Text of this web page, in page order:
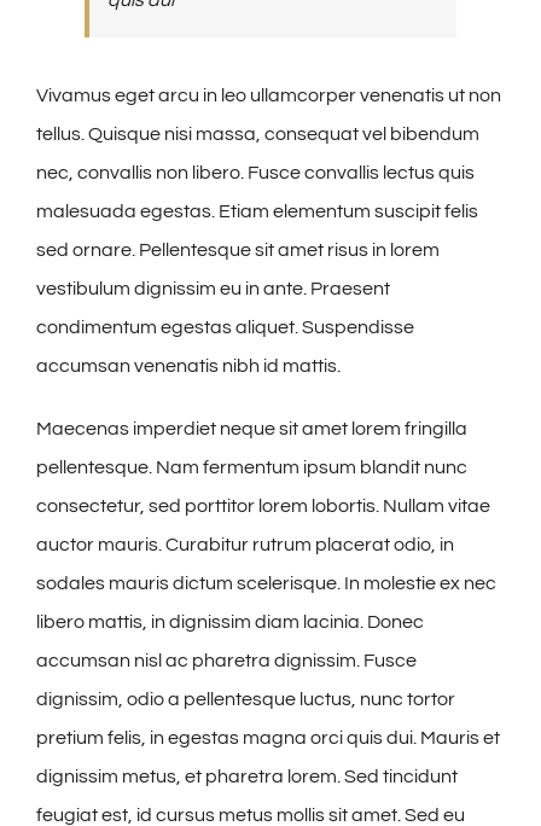
Vivamus eget arcu in leo ullamcorper venenatis ut non
tellus. Quisque nisi massa, consequat vel bibendum
nec, convallis non libero. Fusce convallis lectus quis
malesuada egestas. Etiam elementum suscipit felis
sed ornare. Pellentesque sit amet risus in lorem
vestibulum dignissim eu in ante. Praesent
condimentum egestas aliquet. Suspendisse
accumsan venenatis nibh id mattis.
Maecenas imperdiet neque sit amet lorem fringilla
pellentesque. Nam fermentum ipsum blandit nunc
consectetur, sed porttitor lorem lobortis. Nullam vitae
auctor mauris. Curabitur rutrum placerat odio, in
sodales mauris dictum scelerisque. In molestie ex nec
libero mattis, in dignissim diam lacinia. Donec
accumsan nisl ac pharetra dignissim. Fusce
dignissim, odio a pellentesque luctus, nunc tortor
pretium felis, in egestas magna orci quis dui. Mauris et
dignissim metus, et pharetra lorem. Sed tincidunt
feugiat est, id cursus metus mollis sit amet. Sed eu